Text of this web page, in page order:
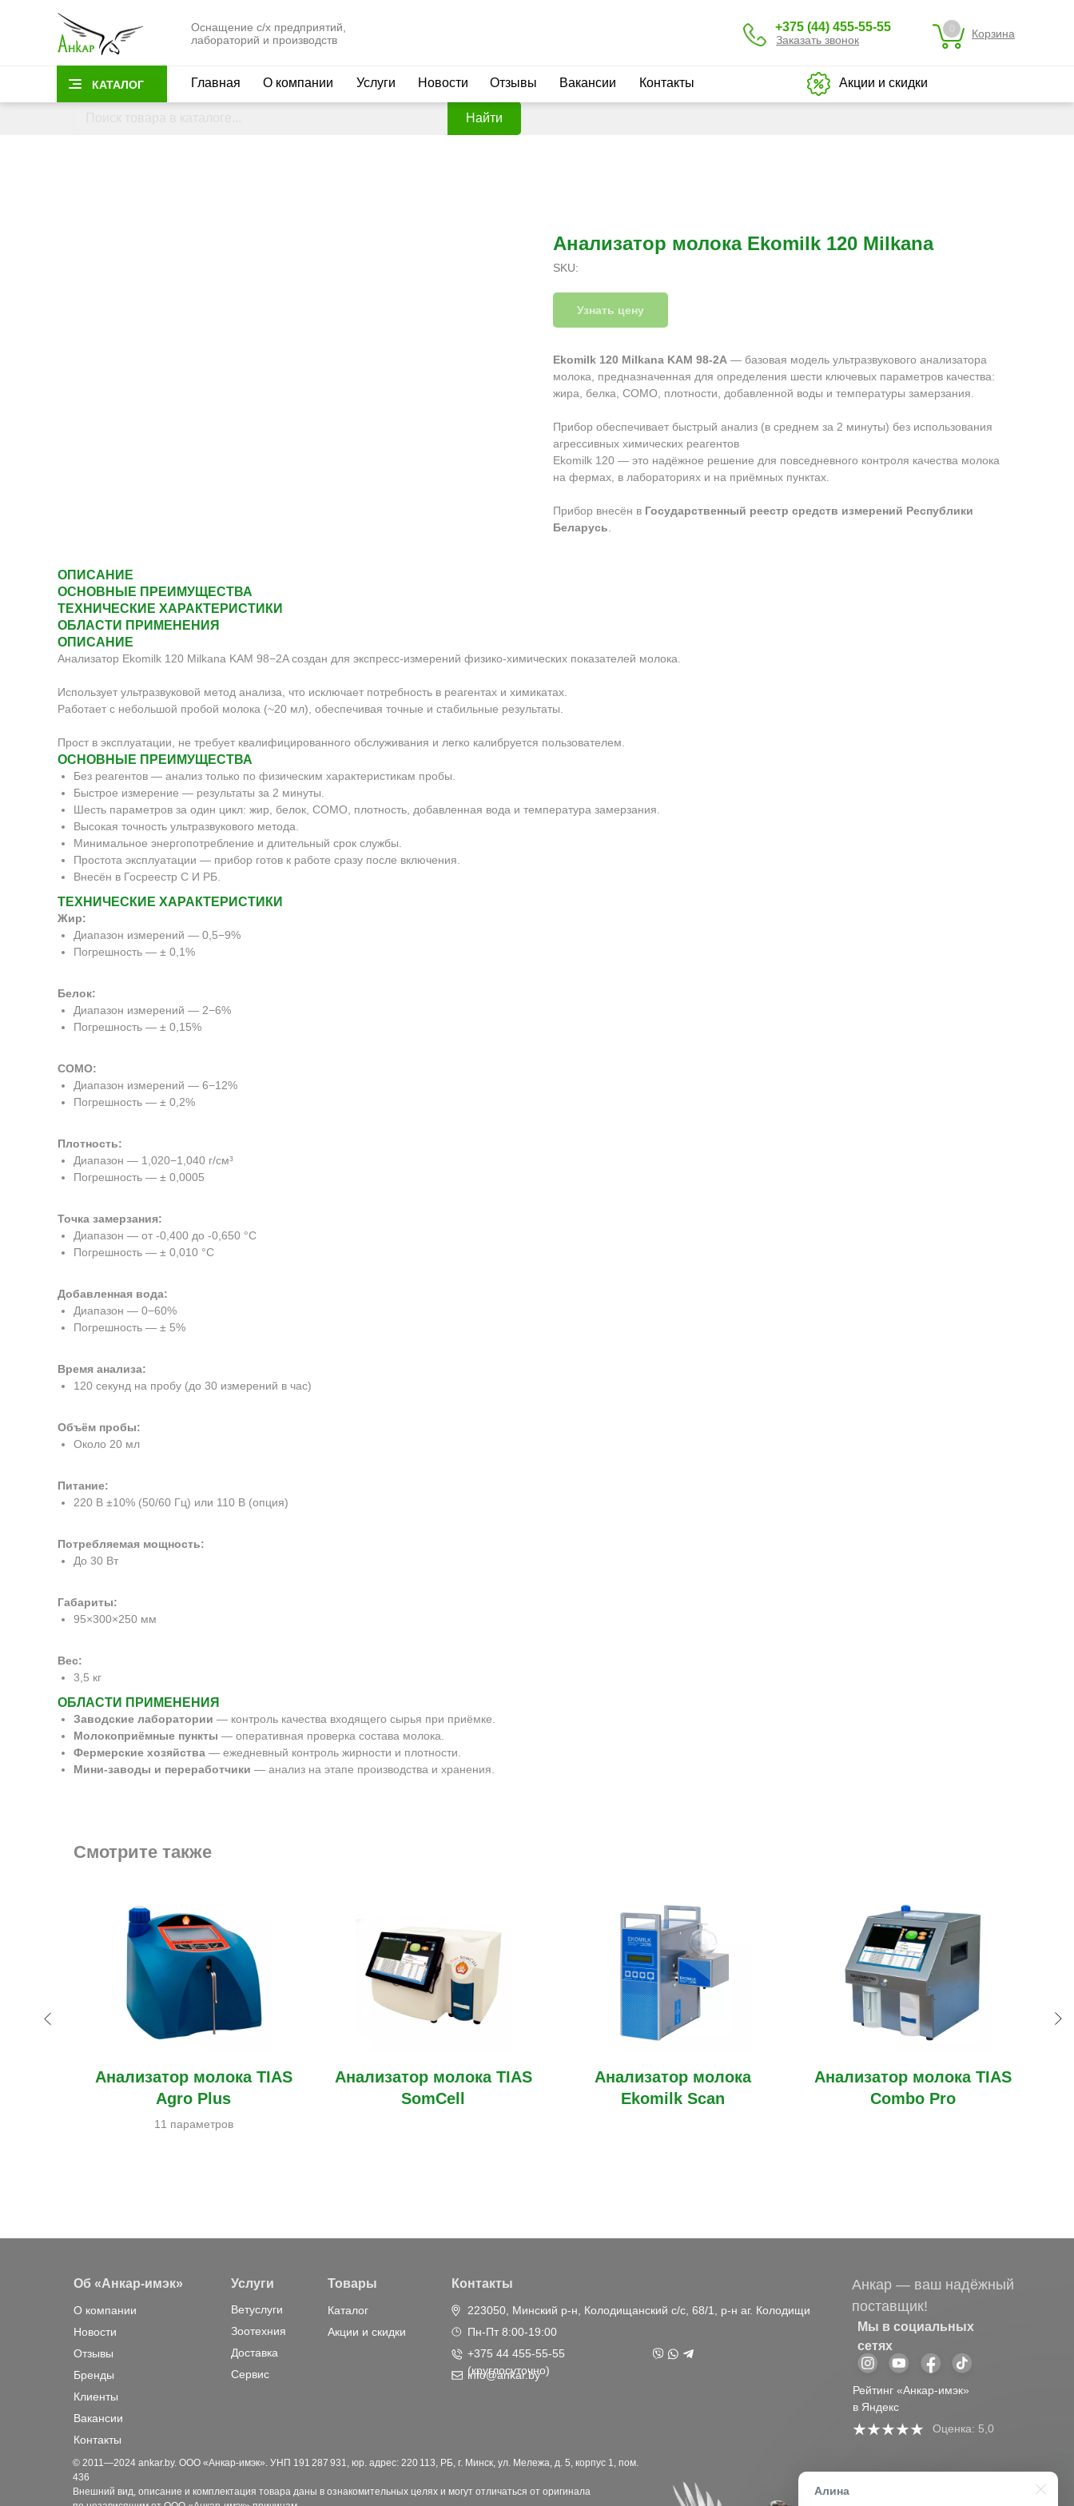
Оснащение с/х предприятий,
лабораторий и производств
+375 (44) 455-55-55
Заказать звонок
КАТАЛОГ Акции и скидки
Главная О компании Услуги Новости Отзывы Вакансии Контакты
Корзина
0
Найти
Анализатор молока Ekomilk 120 Milkana
SKU:
Узнать цену
Ekomilk 120 Milkana KAM 98-2A — базовая модель ультразвукового анализатора
молока, предназначенная для определения шести ключевых параметров качества:
жира, белка, СОМО, плотности, добавленной воды и температуры замерзания.
Прибор обеспечивает быстрый анализ (в среднем за 2 минуты) без использования
агрессивных химических реагентов
Ekomilk 120 — это надёжное решение для повседневного контроля качества молока
на фермах, в лабораториях и на приёмных пунктах.
Прибор внесён в Государственный реестр средств измерений Республики
Беларусь.
ОПИСАНИЕ
ОСНОВНЫЕ ПРЕИМУЩЕСТВА
ТЕХНИЧЕСКИЕ ХАРАКТЕРИСТИКИ
ОБЛАСТИ ПРИМЕНЕНИЯ
ОПИСАНИЕ
Анализатор Ekomilk 120 Milkana KAM 98−2A создан для экспресс-измерений физико-химических показателей молока.
Использует ультразвуковой метод анализа, что исключает потребность в реагентах и химикатах.
Работает с небольшой пробой молока (~20 мл), обеспечивая точные и стабильные результаты.
Прост в эксплуатации, не требует квалифицированного обслуживания и легко калибруется пользователем.
ОСНОВНЫЕ ПРЕИМУЩЕСТВА
Без реагентов — анализ только по физическим характеристикам пробы.
Быстрое измерение — результаты за 2 минуты.
Шесть параметров за один цикл: жир, белок, СОМО, плотность, добавленная вода и температура замерзания.
Высокая точность ультразвукового метода.
Минимальное энергопотребление и длительный срок службы.
Простота эксплуатации — прибор готов к работе сразу после включения.
Внесён в Госреестр С И РБ.
ТЕХНИЧЕСКИЕ ХАРАКТЕРИСТИКИ
Жир:
Диапазон измерений — 0,5−9%
Погрешность — ± 0,1%
Белок:
Диапазон измерений — 2−6%
Погрешность — ± 0,15%
СОМО:
Диапазон измерений — 6−12%
Погрешность — ± 0,2%
Плотность:
Диапазон — 1,020−1,040 г/см³
Погрешность — ± 0,0005
Точка замерзания:
Диапазон — от -0,400 до -0,650 °C
Погрешность — ± 0,010 °C
Добавленная вода:
Диапазон — 0−60%
Погрешность — ± 5%
Время анализа:
120 секунд на пробу (до 30 измерений в час)
Объём пробы:
Около 20 мл
Питание:
220 В ±10% (50/60 Гц) или 110 В (опция)
Потребляемая мощность:
До 30 Вт
Габариты:
95×300×250 мм
Вес:
3,5 кг
ОБЛАСТИ ПРИМЕНЕНИЯ
Заводские лаборатории — контроль качества входящего сырья при приёмке.
Молокоприёмные пункты — оперативная проверка состава молока.
Фермерские хозяйства — ежедневный контроль жирности и плотности.
Мини-заводы и переработчики — анализ на этапе производства и хранения.
Смотрите также
Анализатор молока TIAS
Agro Plus
11 параметров
Анализатор молока TIAS
SomCell
Анализатор молока
Ekomilk Scan
Анализатор молока TIAS
Combo Pro
© 2011—2024 ankar.by. ООО «Анкар-имэк». УНП 191 287 931, юр. адрес: 220 113, РБ, г. Минск, ул. Мележа, д. 5, корпус 1, пом.
436
Внешний вид, описание и комплектация товара даны в ознакомительных целях и могут отличаться от оригинала
Об «Анкар-имэк»
О компании
Новости
Отзывы
Бренды
Клиенты
Вакансии
Контакты
Услуги
Ветуслуги
Доставка
Сервис
Зоотехния
Товары
Каталог
Акции и скидки
Контакты
223050, Минский р-н, Колодищанский с/с, 68/1, р-н аг. Колодищи
Пн-Пт 8:00-19:00
+375 44 455-55-55
(круглосуточно)
info@ankar.by
Анкар — ваш надёжный
поставщик!
Мы в социальных
сетях
Рейтинг «Анкар-имэк»
в Яндекс
Оценка: 5,0
Алина